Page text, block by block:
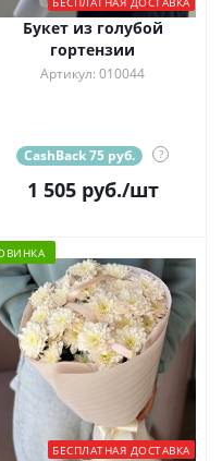
Букет из голубой
гортензии
Артикул: 010044
CashBack 75 руб. ?
1 505руб./шт
БЕСПЛАТНАЯ ДОСТАВКА